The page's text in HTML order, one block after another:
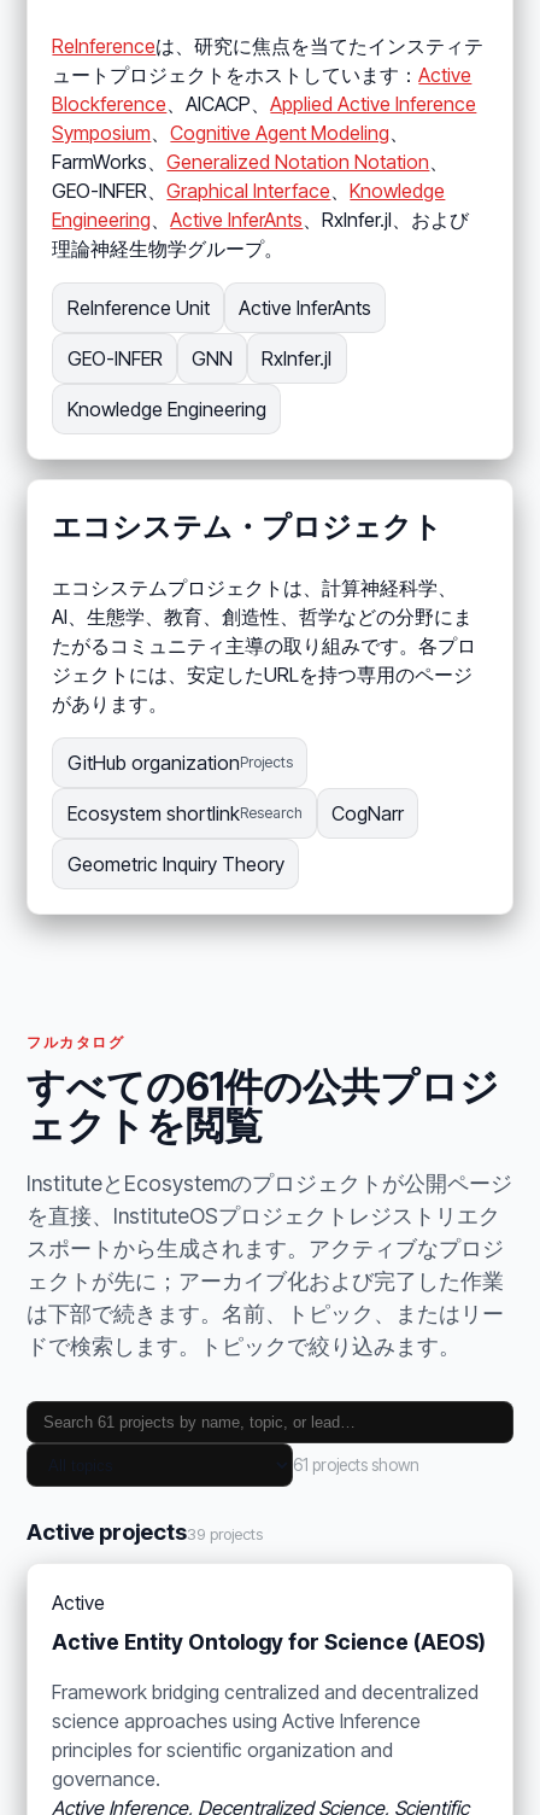
ReInferenceは、研究に焦点を当てたインスティテ
ュートプロジェクトをホストしています：Active
Blockference、AICACP、Applied Active Inference
Symposium、Cognitive Agent Modeling、
FarmWorks、Generalized Notation Notation、
GEO-INFER、Graphical Interface、Knowledge
Engineering、Active InferAnts、RxInfer.jl、および
理論神経生物学グループ。
ReInference Unit Active InferAnts
GEO-INFER GNN RxInfer.jl
Knowledge Engineering
エコシステム・プロジェクト
エコシステムプロジェクトは、計算神経科学、
AI、生態学、教育、創造性、哲学などの分野にま
たがるコミュニティ主導の取り組みです。各プロ
ジェクトには、安定したURLを持つ専用のページ
があります。
GitHub organizationProjects
Ecosystem shortlinkResearch CogNarr
Geometric Inquiry Theory
フルカタログ
すべての61件の公共プロジ
ェクトを閲覧
InstituteとEcosystemのプロジェクトが公開ページ
を直接、InstituteOSプロジェクトレジストリエク
スポートから生成されます。アクティブなプロジ
ェクトが先に；アーカイブ化および完了した作業
は下部で続きます。名前、トピック、またはリー
ドで検索します。トピックで絞り込みます。
61 projects shown
Active projects39 projects
Active
Active Entity Ontology for Science (AEOS)
Framework bridging centralized and decentralized
science approaches using Active Inference
principles for scientific organization and
governance.
Active Inference, Decentralized Science, Scientific